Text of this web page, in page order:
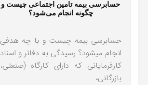
حسابرسی بیمه تامین اجتماعی چیست و
چگونه انجام می‎شود؟
حسابرسی بیمه‎ چیست و با چه هدفی
انجام می‎شود؟ رسیدگی به دفاتر و اسناد
کارفرمایانی که دارای کارگاه (صنعتی،
بازرگانی،